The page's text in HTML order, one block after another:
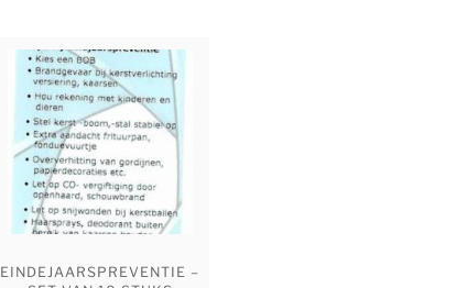
EINDEJAARSPREVENTIE –